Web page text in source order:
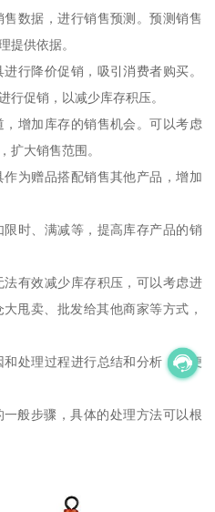
数据，进行销售预测。预测销售
提供依据。
行降价促销，吸引消费者购买。
行促销，以减少库存积压。
增加库存的销售机会。可以考虑
扩大销售范围。
为赠品搭配销售其他产品，增加
时、满减等，提高库存产品的销
有效减少库存积压，可以考虑进
甩卖、批发给其他商家等方式，
处理过程进行总结和分析，以便
般步骤，具体的处理方法可以根